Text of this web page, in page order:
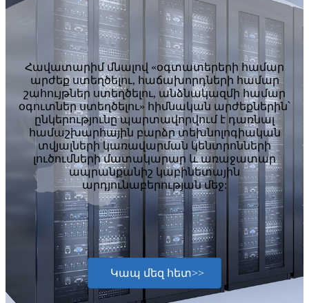
Հավատարիմ մնալով «օգտատերերի համար
արժեք ստեղծելու, հաճախորդների համար
շահույթներ ստեղծելու, անձնակազմի համար
օգուտներ ստեղծելու» հիմնական արժեքներին՝
ընկերությունը պարտավորվում է դառնալ
համաշխարհային բարձր տեխնոլոգիական
տվյալների կառավարման կենտրոնների
լուծումների մատակարար և առաջատար
ապրանքանիշ կաբինետային
արդյունաբերության մեջ:
Կապ մեզ հետ>>